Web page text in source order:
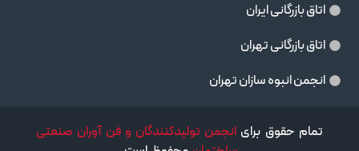
اتاق بازرگانی ایران
اتاق بازرگانی تهران
انجمن انبوه سازان تهران
تمام حقوق برای انجمن تولیدکنندگان و فن آوران صنعتی